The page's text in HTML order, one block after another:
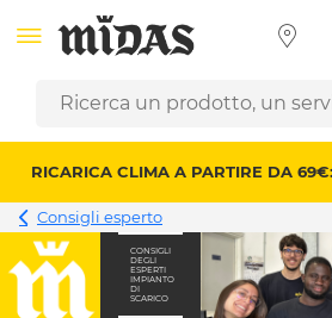
RICARICA CLIMA A PARTIRE DA 69€:
Consigli esperto
CONSIGLI
DEGLI
ESPERTI
IMPIANTO
DI
SCARICO